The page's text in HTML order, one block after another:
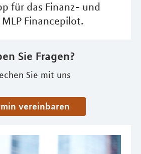
für das Finanz- und
Financepilot.
Sie Fragen?
Sie mit uns
vereinbaren